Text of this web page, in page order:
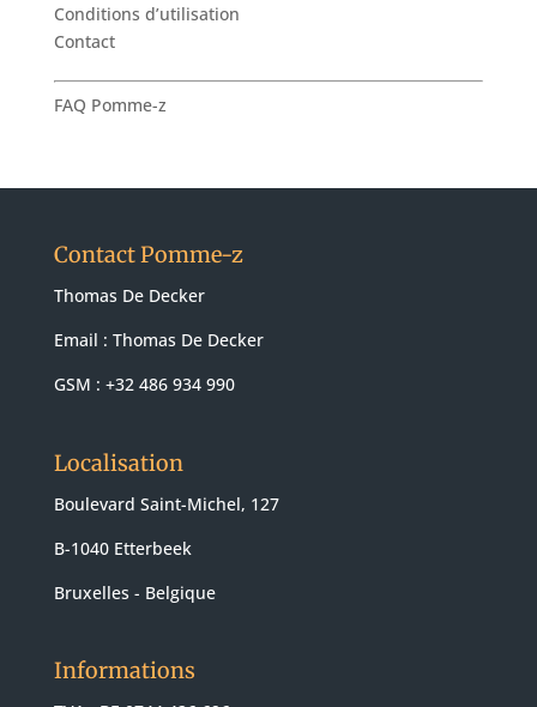
Conditions d’utilisation
Contact
FAQ Pomme-z
Contact Pomme-z
Thomas De Decker
Email : Thomas De Decker
GSM : +32 486 934 990
Localisation
Boulevard Saint-Michel, 127
B-1040 Etterbeek
Bruxelles - Belgique
Informations